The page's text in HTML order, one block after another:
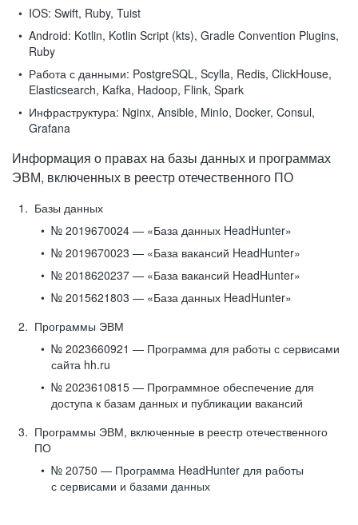
IOS: Swift, Ruby, Tuist
Android: Kotlin, Kotlin Script (kts), Gradle Convention Plugins,
Ruby
Работа с данными: PostgreSQL, Scylla, Redis, ClickHouse,
Elasticsearch, Kafka, Hadoop, Flink, Spark
Инфраструктура: Nginx, Ansible, MinIo, Docker, Consul,
Grafana
Информация о правах на базы данных и программах
ЭВМ, включенных в реестр отечественного ПО
Базы данных
№ 2019670024 — «База данных HeadHunter»
№ 2019670023 — «База вакансий HeadHunter»
№ 2018620237 — «База вакансий HeadHunter»
№ 2015621803 — «База данных HeadHunter»
Программы ЭВМ
№ 2023660921 — Программа для работы с сервисами
сайта hh.ru
№ 2023610815 — Программное обеспечение для
доступа к базам данных и публикации вакансий
Программы ЭВМ, включенные в реестр отечественного
ПО
№ 20750 — Программа HeadHunter для работы
с сервисами и базами данных